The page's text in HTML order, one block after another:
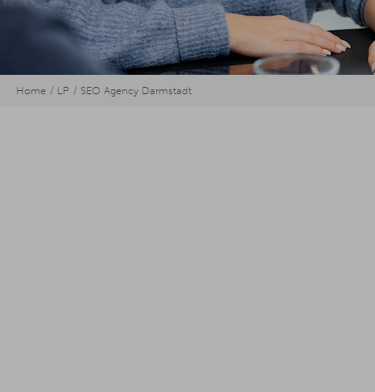
Home LP SEO Agency Darmstadt